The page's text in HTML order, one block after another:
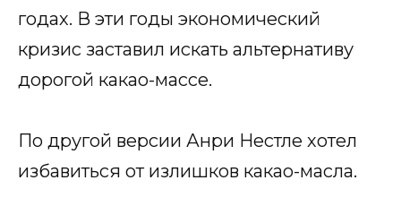
годах. В эти годы экономический
кризис заставил искать альтернативу
дорогой какао-массе.
По другой версии Анри Нестле хотел
избавиться от излишков какао-масла.